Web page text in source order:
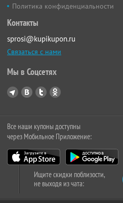
Политика конфиденциальности
Контакты
sprosi@kupikupon.ru
Связаться с нами
Мы в Соцсетях
Все наши купоны доступны
через Мобильное Приложение:
Ищите скидки поблизости,
не выходя из чата: